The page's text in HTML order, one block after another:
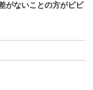
がないことの方がビビ